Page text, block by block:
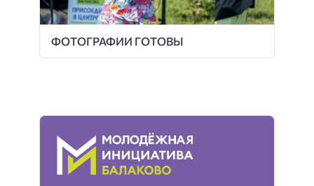
ФОТОГРАФИИ ГОТОВЫ